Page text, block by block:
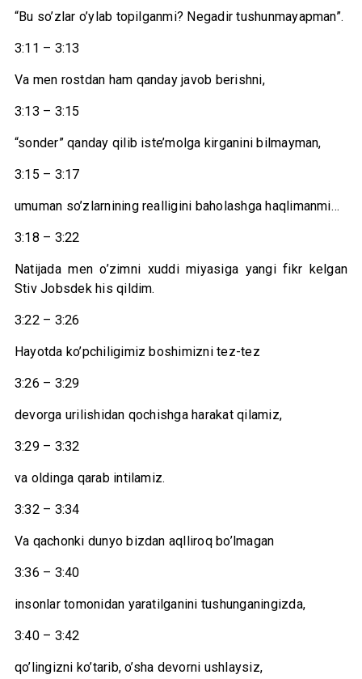
“Bu so’zlar o’ylab topilganmi? Negadir tushunmayapman”.
3:11 – 3:13
Va men rostdan ham qanday javob berishni,
3:13 – 3:15
“sonder” qanday qilib iste’molga kirganini bilmayman,
3:15 – 3:17
umuman so’zlarnining realligini baholashga haqlimanmi…
3:18 – 3:22
Natijada men o’zimni xuddi miyasiga yangi fikr kelgan
Stiv Jobsdek his qildim.
3:22 – 3:26
Hayotda ko’pchiligimiz boshimizni tez-tez
3:26 – 3:29
devorga urilishidan qochishga harakat qilamiz,
3:29 – 3:32
va oldinga qarab intilamiz.
3:32 – 3:34
Va qachonki dunyo bizdan aqlliroq bo’lmagan
3:36 – 3:40
insonlar tomonidan yaratilganini tushunganingizda,
3:40 – 3:42
qo’lingizni ko’tarib, o’sha devorni ushlaysiz,